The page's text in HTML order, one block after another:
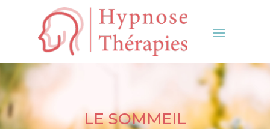
LE SOMMEIL